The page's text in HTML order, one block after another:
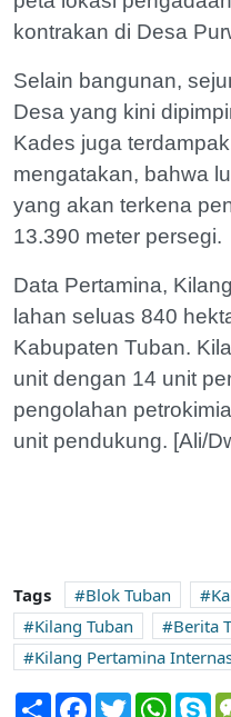
kontrakan di Desa
Selain bangunan,
Desa yang kini
Kades juga
mengatakan, bahwa
yang akan terkena
13.390 meter persegi.
Data Pertamina,
lahan seluas 840
Kabupaten Tuban.
unit dengan 14 unit
pengolahan
unit pendukung. [Ali/
Tags Blok Tuban
Kilang Tuban
Berita
Kilang Pertamina
Share Facebook
Twitter